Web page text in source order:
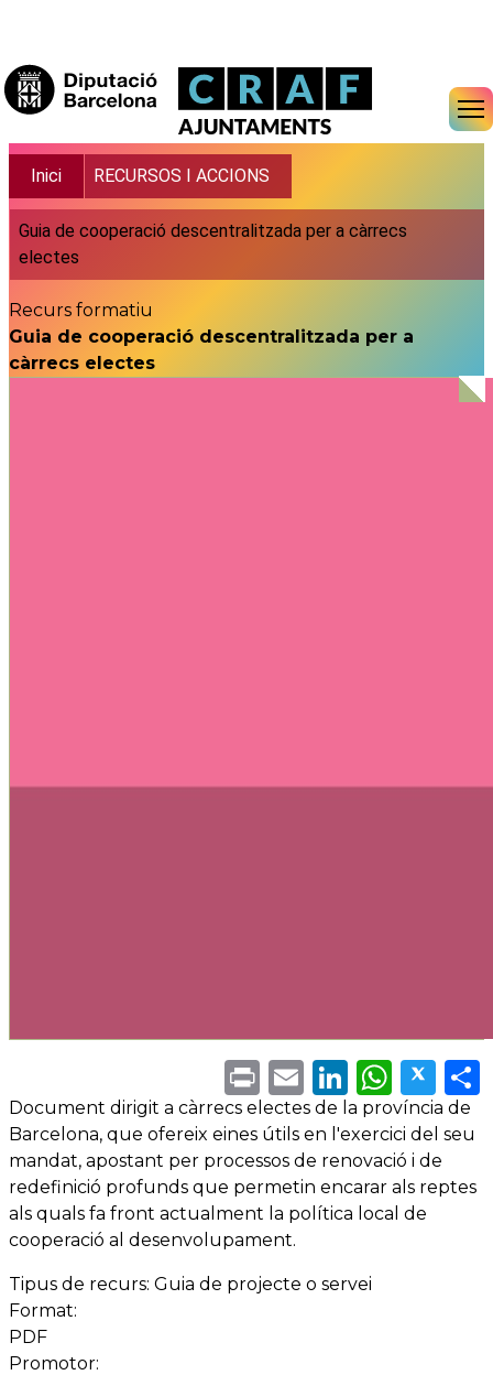
Vés al contingut
Fil d'ariadna
Inici RECURSOS I ACCIONS
Guia de cooperació descentralitzada per a càrrecs
electes
Recurs formatiu
Guia de cooperació descentralitzada per a
càrrecs electes
PrintEmail
Document dirigit a càrrecs electes de la província de
Barcelona, que ofereix eines útils en l'exercici del seu
mandat, apostant per processos de renovació i de
redefinició profunds que permetin encarar als reptes
als quals fa front actualment la política local de
cooperació al desenvolupament.
Tipus de recurs: Guia de projecte o servei
Format:
PDF
Promotor: